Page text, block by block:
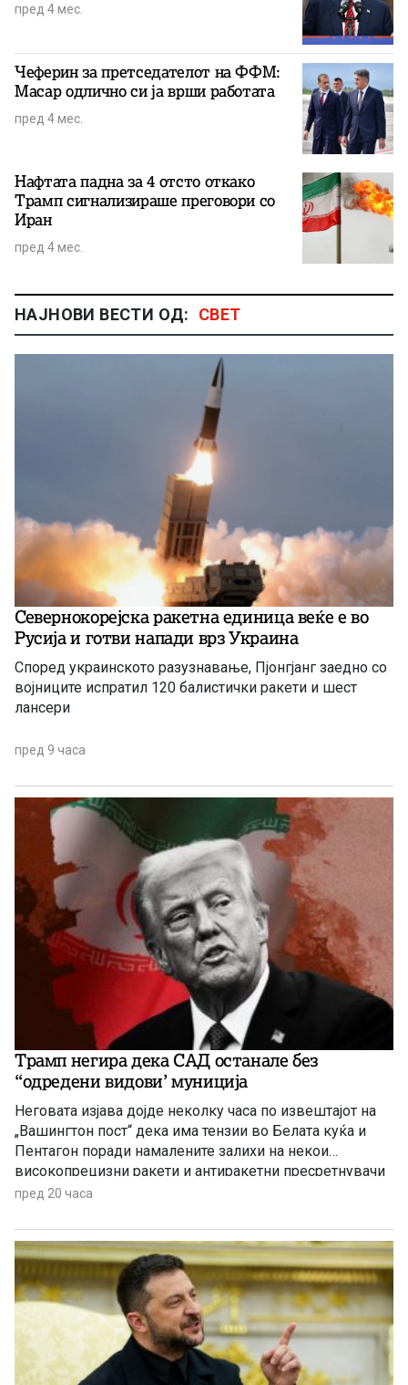
пред 4 мес.
Чеферин за претседателот на ФФМ:
Масар одлично си ја врши работата
пред 4 мес.
Нафтата падна за 4 отсто откако
Трамп сигнализираше преговори со
Иран
пред 4 мес.
НАЈНОВИ ВЕСТИ ОД: СВЕТ
Севернокорејска ракетна единица веќе е во
Русија и готви напади врз Украина
Според украинското разузнавање, Пјонгјанг заедно со
војниците испратил 120 балистички ракети и шест
лансери
пред 9 часа
Трамп негира дека САД останале без
“одредени видови’ муниција
Неговата изјава дојде неколку часа по извештајот на
„Вашингтон пост“ дека има тензии во Белата куќа и
Пентагон поради намалените залихи на некои
високопрецизни ракети и антиракетни пресретнувачи
по долготрајната воена кампања против Иран
пред 20 часа